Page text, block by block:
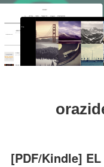
[PDF/Kindle]